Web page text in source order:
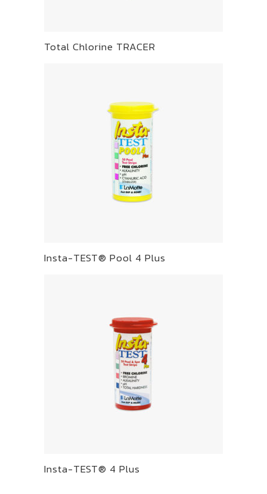
Total Chlorine TRACER
Insta-TEST® Pool 4 Plus
Insta-TEST® 4 Plus